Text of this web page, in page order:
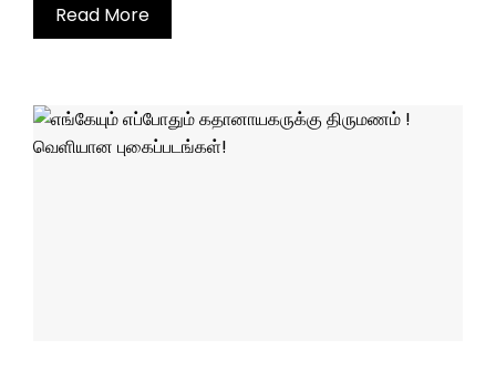
Read More